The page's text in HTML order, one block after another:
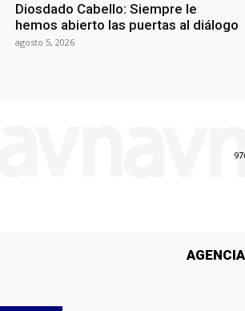
Diosdado Cabello: Siempre le
hemos abierto las puertas al diálogo
agosto 5, 2026